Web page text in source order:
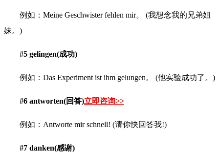
例如：Meine Geschwister fehlen mir。 (我想念我的兄弟姐
妹。)
#5 gelingen(成功)
例如：Das Experiment ist ihm gelungen。 (他实验成功了。)
#6 antworten(回答)立即咨询>>
例如：Antworte mir schnell! (请你快回答我!)
#7 danken(感谢)